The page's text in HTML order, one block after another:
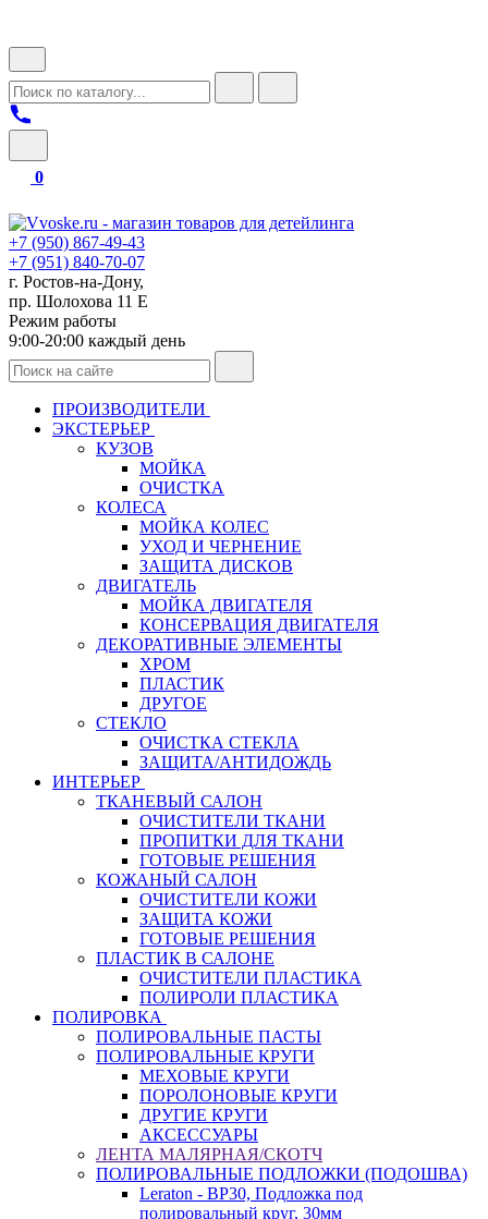
0
+7 (950) 867-49-43
+7 (951) 840-70-07
г. Ростов-на-Дону,
пр. Шолохова 11 Е
Режим работы
9:00-20:00 каждый день
ПРОИЗВОДИТЕЛИ
ЭКСТЕРЬЕР
КУЗОВ
МОЙКА
ОЧИСТКА
КОЛЕСА
МОЙКА КОЛЕС
УХОД И ЧЕРНЕНИЕ
ЗАЩИТА ДИСКОВ
ДВИГАТЕЛЬ
МОЙКА ДВИГАТЕЛЯ
КОНСЕРВАЦИЯ ДВИГАТЕЛЯ
ДЕКОРАТИВНЫЕ ЭЛЕМЕНТЫ
ХРОМ
ПЛАСТИК
ДРУГОЕ
СТЕКЛО
ОЧИСТКА СТЕКЛА
ЗАЩИТА/АНТИДОЖДЬ
ИНТЕРЬЕР
ТКАНЕВЫЙ САЛОН
ОЧИСТИТЕЛИ ТКАНИ
ПРОПИТКИ ДЛЯ ТКАНИ
ГОТОВЫЕ РЕШЕНИЯ
КОЖАНЫЙ САЛОН
ОЧИСТИТЕЛИ КОЖИ
ЗАЩИТА КОЖИ
ГОТОВЫЕ РЕШЕНИЯ
ПЛАСТИК В САЛОНЕ
ОЧИСТИТЕЛИ ПЛАСТИКА
ПОЛИРОЛИ ПЛАСТИКА
ПОЛИРОВКА
ПОЛИРОВАЛЬНЫЕ ПАСТЫ
ПОЛИРОВАЛЬНЫЕ КРУГИ
МЕХОВЫЕ КРУГИ
ПОРОЛОНОВЫЕ КРУГИ
ДРУГИЕ КРУГИ
АКСЕССУАРЫ
ЛЕНТА МАЛЯРНАЯ/СКОТЧ
ПОЛИРОВАЛЬНЫЕ ПОДЛОЖКИ (ПОДОШВА)
Leraton - BP30, Подложка под
полировальный круг, 30мм